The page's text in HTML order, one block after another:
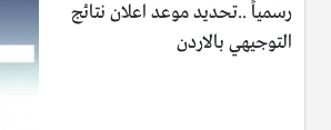
رسمياً ..تحديد موعد اعلان نتائج
التوجيهي بالاردن